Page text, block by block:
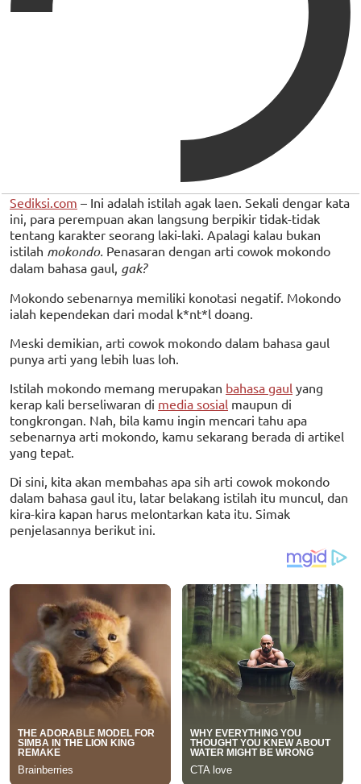
Sediksi.com – Ini adalah istilah agak laen. Sekali dengar kata
ini, para perempuan akan langsung berpikir tidak-tidak
tentang karakter seorang laki-laki. Apalagi kalau bukan
istilah mokondo. Penasaran dengan arti cowok mokondo
dalam bahasa gaul, gak?
Mokondo sebenarnya memiliki konotasi negatif. Mokondo
ialah kependekan dari modal k*nt*l doang.
Meski demikian, arti cowok mokondo dalam bahasa gaul
punya arti yang lebih luas loh.
Istilah mokondo memang merupakan bahasa gaul yang
kerap kali berseliwaran di media sosial maupun di
tongkrongan. Nah, bila kamu ingin mencari tahu apa
sebenarnya arti mokondo, kamu sekarang berada di artikel
yang tepat.
Di sini, kita akan membahas apa sih arti cowok mokondo
dalam bahasa gaul itu, latar belakang istilah itu muncul, dan
kira-kira kapan harus melontarkan kata itu. Simak
penjelasannya berikut ini.